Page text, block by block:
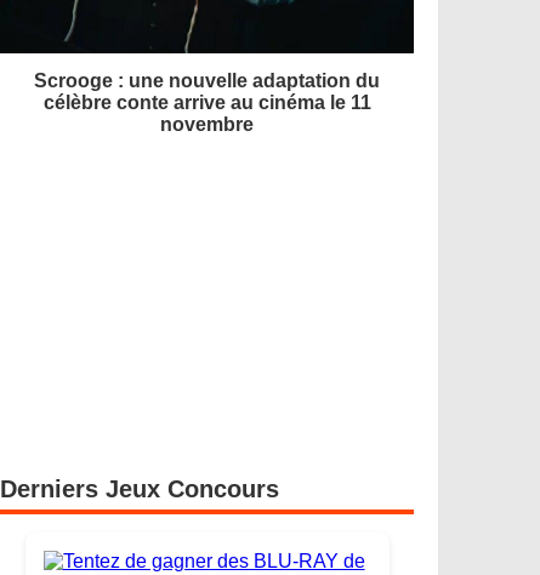
Scrooge : une nouvelle adaptation du
célèbre conte arrive au cinéma le 11
novembre
Derniers Jeux Concours